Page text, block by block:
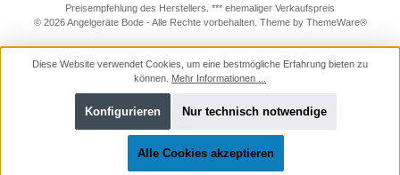
Preisempfehlung des Herstellers. *** ehemaliger Verkaufspreis
© 2026 Angelgeräte Bode - Alle Rechte vorbehalten. Theme by ThemeWare®
Diese Website verwendet Cookies, um eine bestmögliche Erfahrung bieten zu
können. Mehr Informationen ...
Nur technisch notwendige
Konfigurieren
Alle Cookies akzeptieren